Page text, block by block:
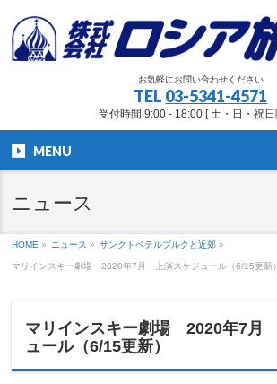
お気軽にお問い合わせください
TEL 03-5341-4571
受付時間 9:00 - 18:00 [ 土・日・祝日
MENU
ニュース
HOME » ニュース » サンクトペテルブルクと近郊 »
マリインスキー劇場 2020年7月 上演スケジュール（6/15更新）
マリインスキー劇場 2020年7月
ュール（6/15更新）